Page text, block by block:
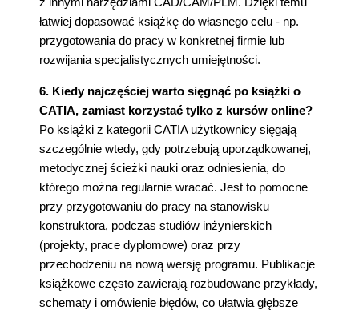
łatwiej dopasować książkę do własnego celu - np.
przygotowania do pracy w konkretnej firmie lub
rozwijania specjalistycznych umiejętności.
6. Kiedy najczęściej warto sięgnąć po książki o
CATIA, zamiast korzystać tylko z kursów online?
Po książki z kategorii CATIA użytkownicy sięgają
szczególnie wtedy, gdy potrzebują uporządkowanej,
metodycznej ścieżki nauki oraz odniesienia, do
którego można regularnie wracać. Jest to pomocne
przy przygotowaniu do pracy na stanowisku
konstruktora, podczas studiów inżynierskich
(projekty, prace dyplomowe) oraz przy
przechodzeniu na nową wersję programu. Publikacje
książkowe często zawierają rozbudowane przykłady,
schematy i omówienie błędów, co ułatwia głębsze